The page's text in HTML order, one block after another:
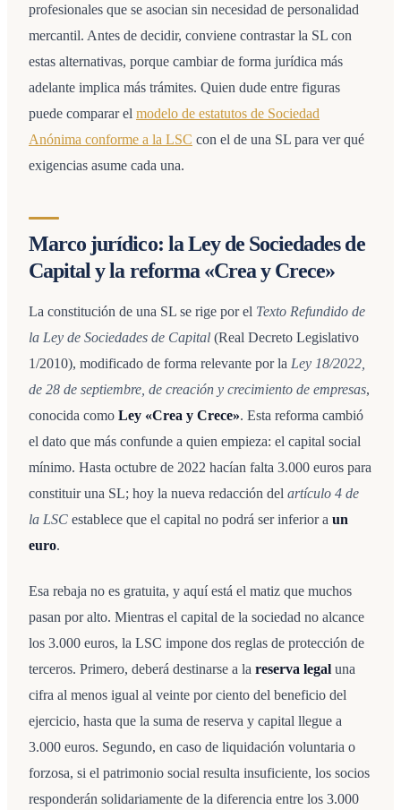
profesionales que se asocian sin necesidad de personalidad
mercantil. Antes de decidir, conviene contrastar la SL con
estas alternativas, porque cambiar de forma jurídica más
adelante implica más trámites. Quien dude entre figuras
puede comparar el modelo de estatutos de Sociedad
Anónima conforme a la LSC con el de una SL para ver qué
exigencias asume cada una.
Marco jurídico: la Ley de Sociedades de
Capital y la reforma «Crea y Crece»
La constitución de una SL se rige por el Texto Refundido de
la Ley de Sociedades de Capital (Real Decreto Legislativo
1/2010), modificado de forma relevante por la Ley 18/2022,
de 28 de septiembre, de creación y crecimiento de empresas,
conocida como Ley «Crea y Crece». Esta reforma cambió
el dato que más confunde a quien empieza: el capital social
mínimo. Hasta octubre de 2022 hacían falta 3.000 euros para
constituir una SL; hoy la nueva redacción del artículo 4 de
la LSC establece que el capital no podrá ser inferior a un
euro.
Esa rebaja no es gratuita, y aquí está el matiz que muchos
pasan por alto. Mientras el capital de la sociedad no alcance
los 3.000 euros, la LSC impone dos reglas de protección de
terceros. Primero, deberá destinarse a la reserva legal una
cifra al menos igual al veinte por ciento del beneficio del
ejercicio, hasta que la suma de reserva y capital llegue a
3.000 euros. Segundo, en caso de liquidación voluntaria o
forzosa, si el patrimonio social resulta insuficiente, los socios
responderán solidariamente de la diferencia entre los 3.000